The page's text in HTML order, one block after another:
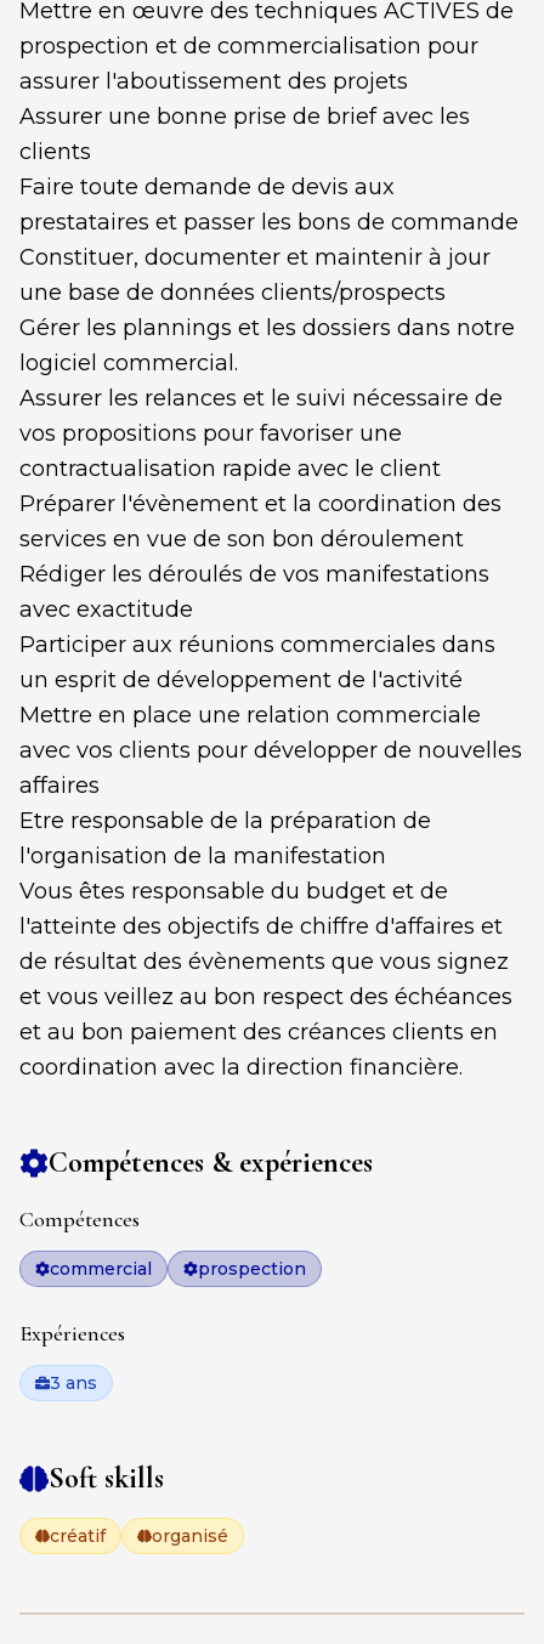
Mettre en œuvre des techniques ACTIVES de
prospection et de commercialisation pour
assurer l'aboutissement des projets
Assurer une bonne prise de brief avec les
clients
Faire toute demande de devis aux
prestataires et passer les bons de commande
Constituer, documenter et maintenir à jour
une base de données clients/prospects
Gérer les plannings et les dossiers dans notre
logiciel commercial.
Assurer les relances et le suivi nécessaire de
vos propositions pour favoriser une
contractualisation rapide avec le client
Préparer l'évènement et la coordination des
services en vue de son bon déroulement
Rédiger les déroulés de vos manifestations
avec exactitude
Participer aux réunions commerciales dans
un esprit de développement de l'activité
Mettre en place une relation commerciale
avec vos clients pour développer de nouvelles
affaires
Etre responsable de la préparation de
l'organisation de la manifestation
Vous êtes responsable du budget et de
l'atteinte des objectifs de chiffre d'affaires et
de résultat des évènements que vous signez
et vous veillez au bon respect des échéances
et au bon paiement des créances clients en
coordination avec la direction financière.
Compétences & expériences
Compétences
commercial prospection
Expériences
3 ans
Soft skills
créatif organisé